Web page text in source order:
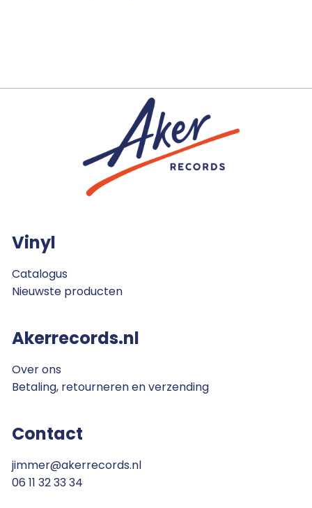
Vinyl
Catalogus
Nieuwste producten
Akerrecords.nl
Over ons
Betaling, retourneren en verzending
Contact
jimmer@akerrecords.nl
06 11 32 33 34